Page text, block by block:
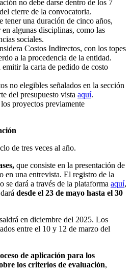
no debe darse dentro de los 7
cierre de la convocatoria.
tener una duración de cinco años,
algunas disciplinas, como las
sociales.
Costos Indirectos, con los topes
a la procedencia de la entidad.
la carta de pedido de costo
no elegibles señalados en la sección
del presupuesto vista aquí.
proyectos previamente
de tres veces al año.
que consiste en la presentación de
en una entrevista. El registro de la
se dará a través de la plataforma aquí,
desde el 23 de mayo hasta el 30
en diciembre del 2025. Los
entre el 10 y 12 de marzo del
de aplicación para los
los criterios de evaluación,